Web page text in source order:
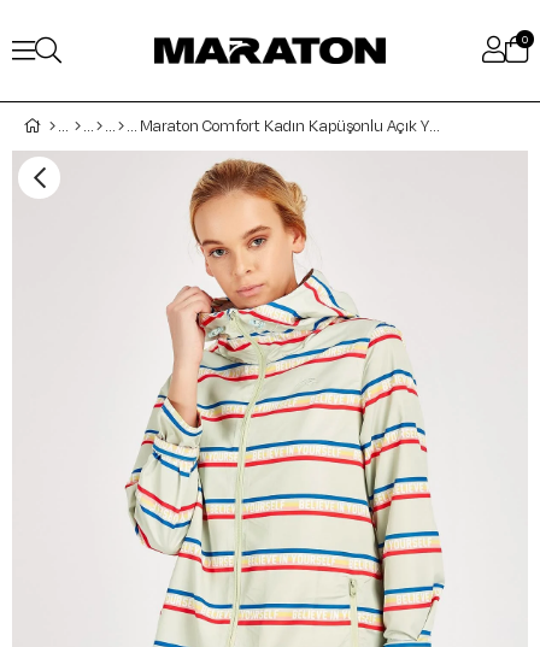
0
Maraton Comfort Kadın Kapüşonlu Açık Yeşil Yağmurluk